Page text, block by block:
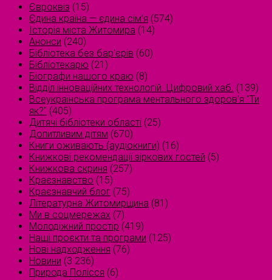
Євроквіз (15)
Єдина країна — єдина сім’я (574)
Історія міста Житомира (14)
Анонси (240)
Бібліотека без бар'єрів (60)
Бібліотекарю (21)
Біографи нашого краю (8)
Відділ інноваційних технологій. Цифровий хаб. (139)
Всеукраїнська програма ментального здоров'я "Ти
як?" (405)
Дитячі бібліотеки області (25)
Допитливим дітям (670)
Книги оживають (аудіокниги) (16)
Книжкові рекомендації зіркових гостей (5)
Книжкова скриня (257)
Краєзнавство (15)
Краєзнавчий блог (75)
Літературна Житомирщина (81)
Ми в соцмережах (7)
Молодіжний простір (419)
Наші проєкти та програми (125)
Нові надходження (76)
Новини (3 236)
Природа Полісся (6)